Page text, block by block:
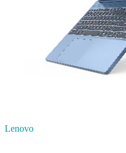
Lenovo